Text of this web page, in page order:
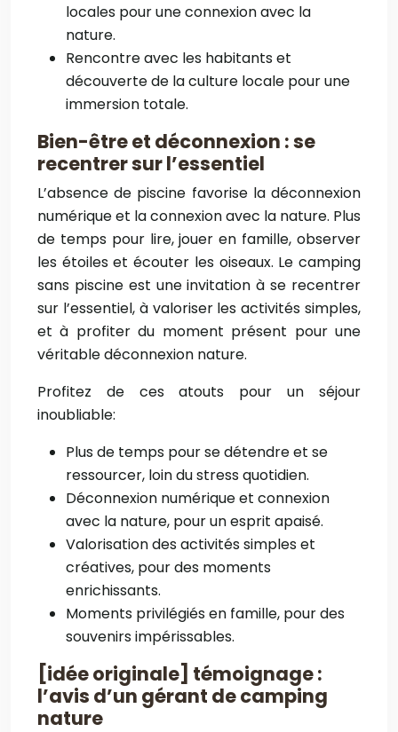
locales pour une connexion avec la
nature.
Rencontre avec les habitants et
découverte de la culture locale pour une
immersion totale.
Bien-être et déconnexion : se
recentrer sur l’essentiel
L’absence de piscine favorise la déconnexion
numérique et la connexion avec la nature. Plus
de temps pour lire, jouer en famille, observer
les étoiles et écouter les oiseaux. Le camping
sans piscine est une invitation à se recentrer
sur l’essentiel, à valoriser les activités simples,
et à profiter du moment présent pour une
véritable déconnexion nature.
Profitez de ces atouts pour un séjour
inoubliable:
Plus de temps pour se détendre et se
ressourcer, loin du stress quotidien.
Déconnexion numérique et connexion
avec la nature, pour un esprit apaisé.
Valorisation des activités simples et
créatives, pour des moments
enrichissants.
Moments privilégiés en famille, pour des
souvenirs impérissables.
[idée originale] témoignage :
l’avis d’un gérant de camping
nature